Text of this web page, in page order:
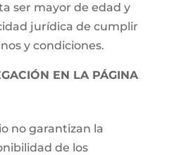
ser mayor de edad y
jurídica de cumplir
y condiciones.
EN LA PÁGINA
no garantizan la
de los